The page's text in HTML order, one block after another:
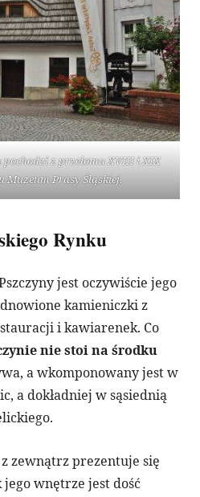
z przełomu XVIII i XIX
Muzeum Prasy Śląskiej.
Rynku
jest oczywiście jego
kamieniczki z
i kawiarenek. Co
nie stoi na środku
a wkomponowany jest w
a dokładniej w sąsiednią
z zewnątrz prezentuje się
wnętrze jest dość